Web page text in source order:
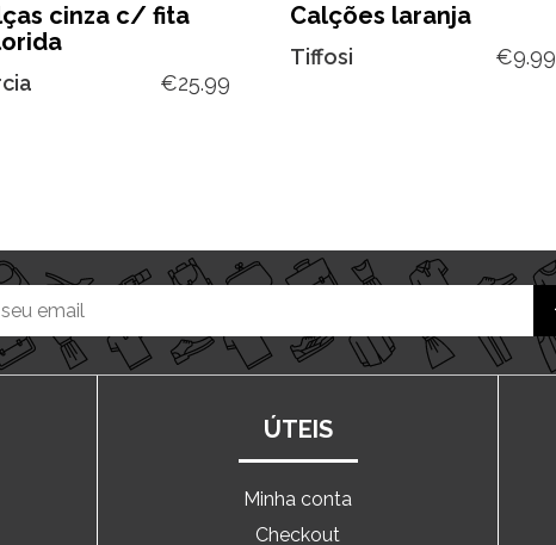
cinza c/ fita
€25.99
Calções laranja
Tiffosi €9.99
ÚTEIS
Minha conta
Checkout